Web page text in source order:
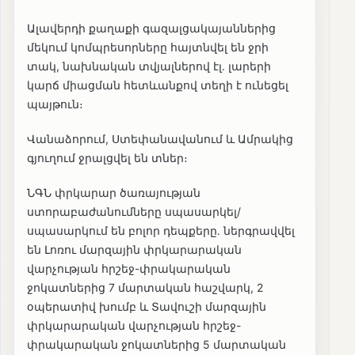
Ալավերդի քաղաքի գազալցակայաններից
մեկում կոմպրեսորները հայտնվել են ջրի
տակ, նախնական տվյալներով էլ․ լարերի
կարճ միացման հետևանքով տեղի է ունեցել
պայթուն։
Վանաձորում, Ստեփանավանում և Ամրակից
գյուղում ջրալցվել են տներ։
ՆԳՆ փրկարար ծառայության
ստորաբաժանումները սպասարկել/
սպասարկում են բոլոր դեպքերը․ ներգրավվել
են Լոռու մարզային փրկարարական
վարչության հրշեջ-փրակարական
ջոկատներից 7 մարտական հաշվարկ, 2
օպերատիվ խումբ և Տավուշի մարզային
փրկարարական վարչության հրշեջ-
փրակարական ջոկատներից 5 մարտական